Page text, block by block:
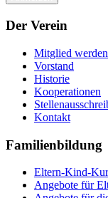
Der Verein
Mitglied werden
Vorstand
Historie
Kooperationen
Kontakt
Familienbildung
Eltern-Kind-
Angebote für